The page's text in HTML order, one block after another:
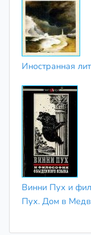
Иностранная
Винни Пух и
Пух. Дом в